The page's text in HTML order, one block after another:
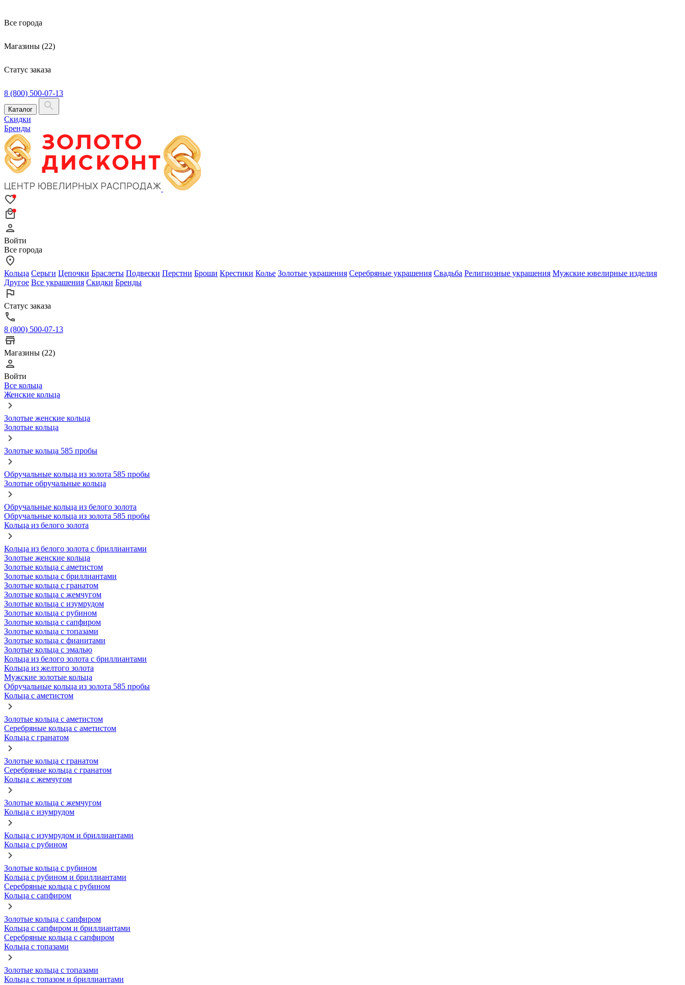
Все города
Магазины (22)
Статус заказа
8 (800) 500-07-13
Каталог
Скидки
Бренды
Войти
Все города
Кольца Серьги Цепочки Браслеты Подвески Перстни Броши Крестики Колье Золотые украшения Серебряные украшения Свадьба Религиозные украшения Мужские ювелирные изделия
Другое Все украшения Скидки Бренды
Статус заказа
8 (800) 500-07-13
Магазины (22)
Войти
Все кольца
Женские кольца
Золотые женские кольца
Золотые кольца
Золотые кольца 585 пробы
Обручальные кольца из золота 585 пробы
Золотые обручальные кольца
Обручальные кольца из белого золота
Обручальные кольца из золота 585 пробы
Кольца из белого золота
Кольца из белого золота с бриллиантами
Золотые женские кольца
Золотые кольца с аметистом
Золотые кольца с бриллиантами
Золотые кольца с гранатом
Золотые кольца с жемчугом
Золотые кольца с изумрудом
Золотые кольца с рубином
Золотые кольца с сапфиром
Золотые кольца с топазами
Золотые кольца с фианитами
Золотые кольца с эмалью
Кольца из белого золота с бриллиантами
Кольца из желтого золота
Мужские золотые кольца
Обручальные кольца из золота 585 пробы
Кольца с аметистом
Золотые кольца с аметистом
Серебряные кольца с аметистом
Кольца с гранатом
Золотые кольца с гранатом
Серебряные кольца с гранатом
Кольца с жемчугом
Золотые кольца с жемчугом
Кольца с изумрудом
Кольца с изумрудом и бриллиантами
Кольца с рубином
Золотые кольца с рубином
Кольца с рубином и бриллиантами
Серебряные кольца с рубином
Кольца с сапфиром
Золотые кольца с сапфиром
Кольца с сапфиром и бриллиантами
Серебряные кольца с сапфиром
Кольца с топазами
Золотые кольца с топазами
Кольца с топазом и бриллиантами